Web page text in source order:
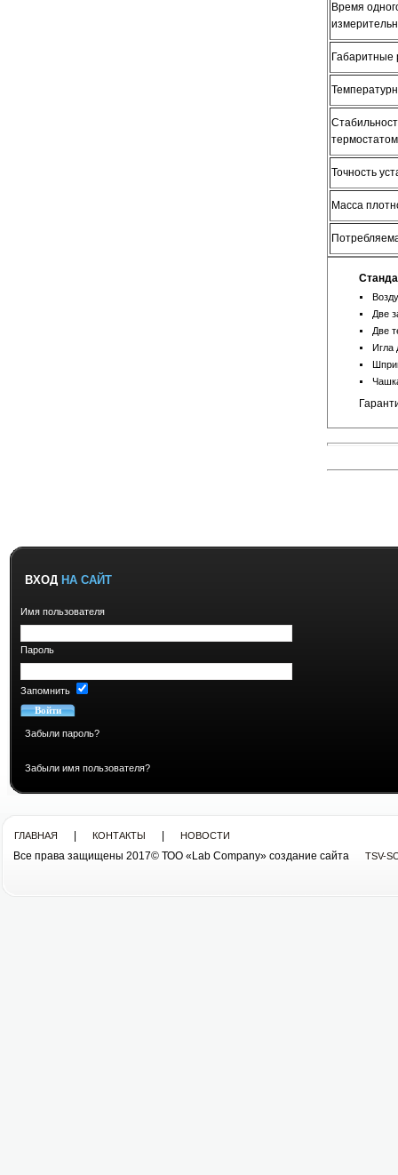
Время
Габаритные
термостатом
Точность
Масса
Две
Две
Игла
ВХОД НА САЙТ
Имя пользователя
Пароль
Запомнить
Забыли пароль?
Забыли имя пользователя?
ГЛАВНАЯ КОНТАКТЫ НОВОСТИ
Все права защищены 2017© ТОО «Lab Company» cоздание сайта TSV-